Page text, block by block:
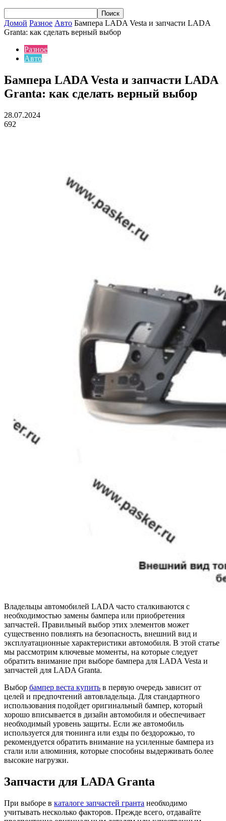
Домой Разное Авто Бампера LADA Vesta и запчасти LADA
Granta: как сделать верный выбор
Разное
Авто
Бампера LADA Vesta и запчасти LADA
Granta: как сделать верный выбор
28.07.2024
692
Владельцы автомобилей LADA часто сталкиваются с
необходимостью замены бампера или приобретения
запчастей. Правильный выбор этих элементов может
существенно повлиять на безопасность, внешний вид и
эксплуатационные характеристики автомобиля. В этой статье
мы рассмотрим ключевые моменты, на которые следует
обратить внимание при выборе бампера для LADA Vesta и
запчастей для LADA Granta.
Выбор бампер веста купить в первую очередь зависит от
целей и предпочтений автовладельца. Для стандартного
использования подойдет оригинальный бампер, который
хорошо вписывается в дизайн автомобиля и обеспечивает
необходимый уровень защиты. Если же автомобиль
используется для тюнинга или езды по бездорожью, то
рекомендуется обратить внимание на усиленные бампера из
стали или алюминия, которые способны выдерживать более
высокие нагрузки.
Запчасти для LADA Granta
При выборе в каталоге запчастей гранта необходимо
учитывать несколько факторов. Прежде всего, отдавайте